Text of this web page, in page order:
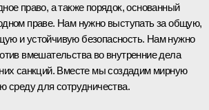
право, а также порядок, основанный
праве. Нам нужно выступать за общую,
и устойчивую безопасность. Нам нужно
вмешательства во внутренние дела
санкций. Вместе мы создадим мирную
среду для сотрудничества.